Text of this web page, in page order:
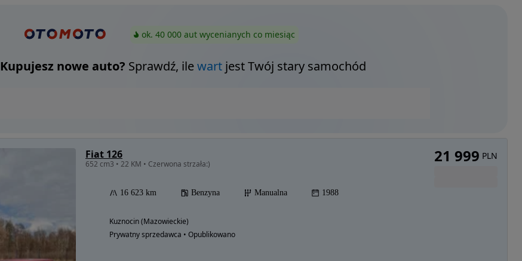
ok. 40 000 aut wycenianych co miesiąc
Kupujesz nowe auto? Sprawdź, ilewartjest Twój stary samochód
Fiat 126
652 cm3 • 22 KM • Czerwona strzała:)
16 623 km Benzyna Manualna 1988
Kuznocin (Mazowieckie)
Prywatny sprzedawca • Opublikowano
21 999 PLN